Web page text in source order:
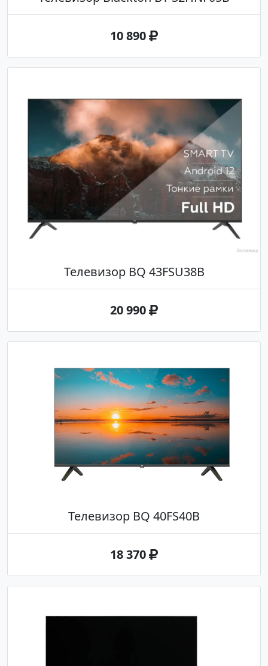
10 890
Телевизор BQ 43FSU38B
20 990
Телевизор BQ 40FS40B
18 370